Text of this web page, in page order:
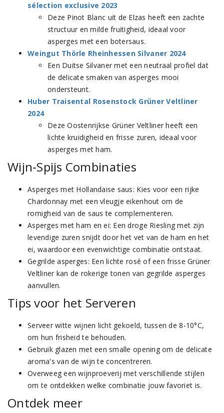
sélection exclusive 2023
Deze Pinot Blanc uit de Elzas heeft een zachte
structuur en milde fruitigheid, ideaal voor
asperges met een botersaus.
Weingut Thörle Rheinhessen Silvaner 2024
Een Duitse Silvaner met een neutraal profiel dat
de delicate smaken van asperges mooi
ondersteunt.
Huber Traisental Rosenstock Grüner Veltliner
2024
Deze Oostenrijkse Grüner Veltliner heeft een
lichte kruidigheid en frisse zuren, ideaal voor
asperges met ham.
Wijn-Spijs Combinaties
Asperges met Hollandaise saus: Kies voor een rijke
Chardonnay met een vleugje eikenhout om de
romigheid van de saus te complementeren.
Asperges met ham en ei: Een droge Riesling met zijn
levendige zuren snijdt door het vet van de ham en het
ei, waardoor een evenwichtige combinatie ontstaat.
Gegrilde asperges: Een lichte rosé of een frisse Grüner
Veltliner kan de rokerige tonen van gegrilde asperges
aanvullen.
Tips voor het Serveren
Serveer witte wijnen licht gekoeld, tussen de 8-10°C,
om hun frisheid te behouden.
Gebruik glazen met een smalle opening om de delicate
aroma's van de wijn te concentreren.
Overweeg een wijnproeverij met verschillende stijlen
om te ontdekken welke combinatie jouw favoriet is.
Ontdek meer